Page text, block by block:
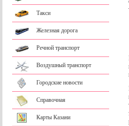
Такси
Железная дорога
Речной транспорт
Воздушный транспорт
Городские новости
Справочная
Карты Казани